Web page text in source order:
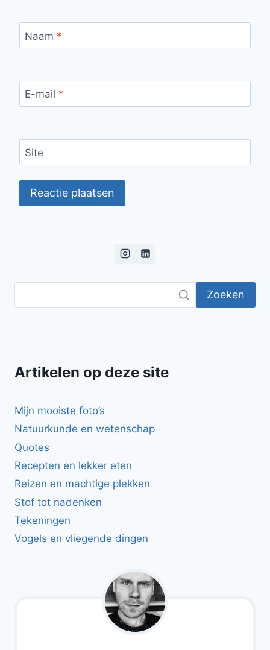
Naam *
E-mail *
Site
Zoeken
Artikelen op deze site
Mijn mooiste foto’s
Natuurkunde en wetenschap
Quotes
Recepten en lekker eten
Reizen en machtige plekken
Stof tot nadenken
Tekeningen
Vogels en vliegende dingen